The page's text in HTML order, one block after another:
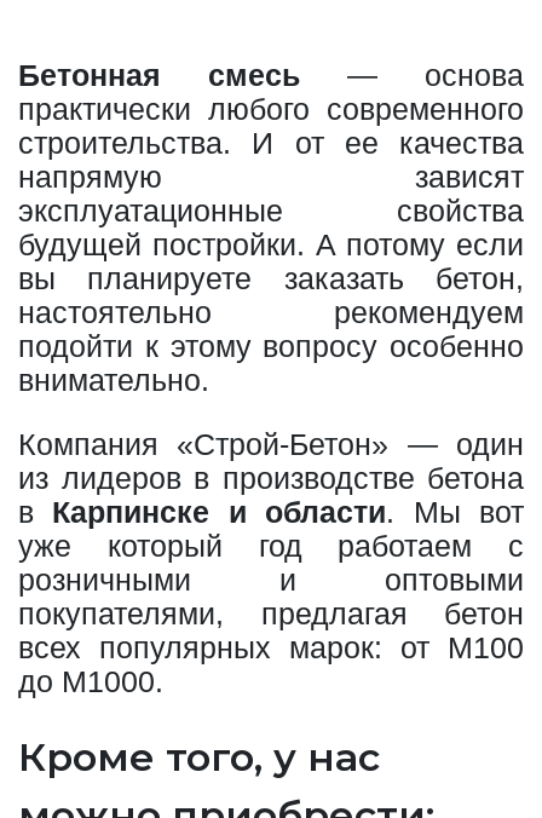
Бетонная смесь — основа
практически любого современного
строительства. И от ее качества
напрямую зависят
эксплуатационные свойства
будущей постройки. А потому если
вы планируете заказать бетон,
настоятельно рекомендуем
подойти к этому вопросу особенно
внимательно.
Компания «Строй-Бетон» — один
из лидеров в производстве бетона
в Карпинске и области. Мы вот
уже который год работаем с
розничными и оптовыми
покупателями, предлагая бетон
всех популярных марок: от М100
до М1000.
Кроме того, у нас